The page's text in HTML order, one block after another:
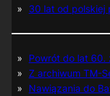
30 lat od polskiej
Powrót do lat 60.
Z archiwum TM-
Nawiązania do